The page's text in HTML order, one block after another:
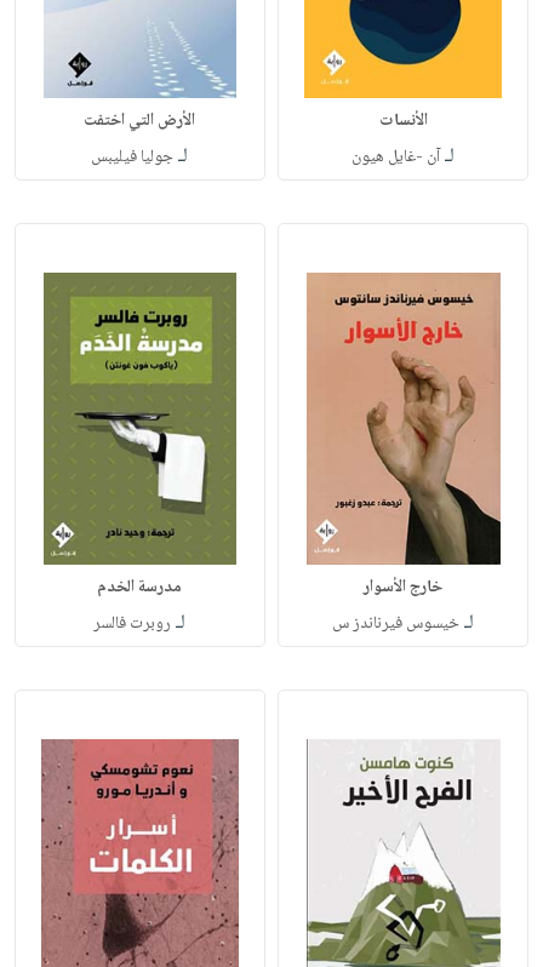
الأنسات
لـآن -غايل هيون
الأرض التي اختفت
لـجوليا فيليبس
خارج الأسوار
لـخيسوس فيرناندز س
مدرسة الخدم
لـ روبرت فالسر